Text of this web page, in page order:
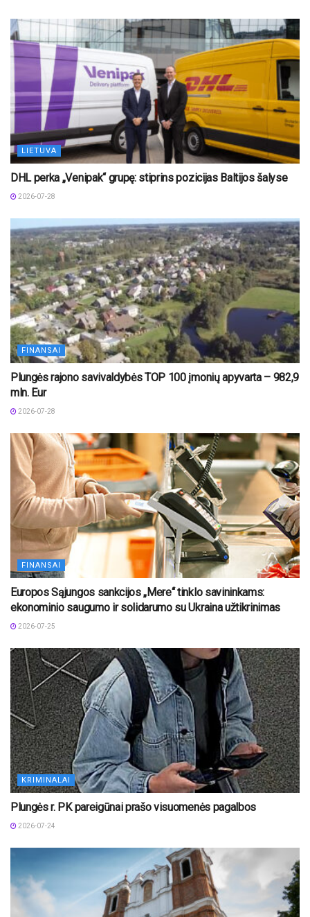
LIETUVA
DHL perka „Venipak“ grupę: stiprins pozicijas Baltijos šalyse
2026-07-28
FINANSAI
Plungės rajono savivaldybės TOP 100 įmonių apyvarta – 982,9
mln. Eur
2026-07-28
FINANSAI
Europos Sąjungos sankcijos „Mere“ tinklo savininkams:
ekonominio saugumo ir solidarumo su Ukraina užtikrinimas
2026-07-25
KRIMINALAI
Plungės r. PK pareigūnai prašo visuomenės pagalbos
2026-07-24